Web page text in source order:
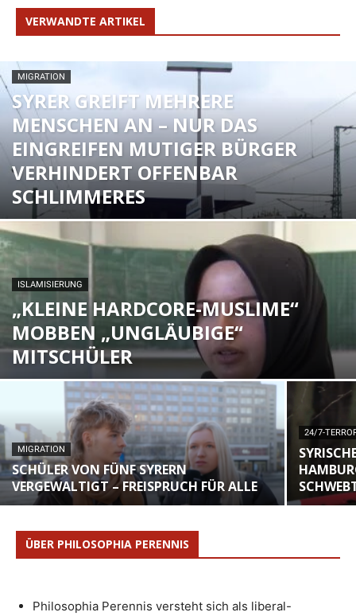
VERWANDTE ARTIKEL
MIGRATION
SYRER GREIFT MEHRERE
MENSCHEN AN – NUR DAS
EINGREIFEN MUTIGER BÜRGER
VERHINDERT OFFENBAR
SCHLIMMERES
ISLAMISIERUNG
„KLEINE HARDCORE-MUSLIME“
MOBBEN „UNGLÄUBIGE“
MITSCHÜLER
MIGRATION
SCHÜLER VON FÜNF SYRERN
VERGEWALTIGT – FREISPRUCH FÜR ALLE
24/7-
ÜBER PHILOSOPHIA PERENNIS
Philosophia Perennis versteht sich als liberal-